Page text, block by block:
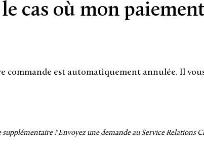
cas où mon
commande est automatiquement annulée. Il
supplémentaire ?Envoyez une demande au Service Relations